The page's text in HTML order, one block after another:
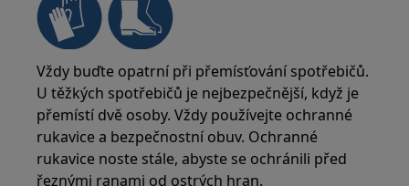
Vždy buďte opatrní při přemísťování spotřebičů.
U těžkých spotřebičů je nejbezpečnější, když je
přemístí dvě osoby. Vždy používejte ochranné
rukavice a bezpečnostní obuv. Ochranné
rukavice noste stále, abyste se ochránili před
řeznými ranami od ostrých hran.